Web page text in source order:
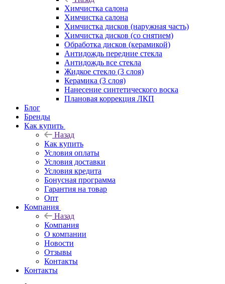
Химчистка салона
Химчистка салона
Химчистка дисков (наружная часть)
Химчистка дисков (со снятием)
Обработка дисков (керамикой)
Антидождь передние стекла
Антидождь все стекла
Жидкое стекло (3 слоя)
Керамика (3 слоя)
Нанесение синтетического воска
Плановая коррекция ЛКП
Блог
Бренды
Как купить
Назад
Как купить
Условия оплаты
Условия доставки
Условия кредита
Бонусная программа
Гарантия на товар
Опт
Компания
Назад
Компания
О компании
Новости
Отзывы
Контакты
Контакты